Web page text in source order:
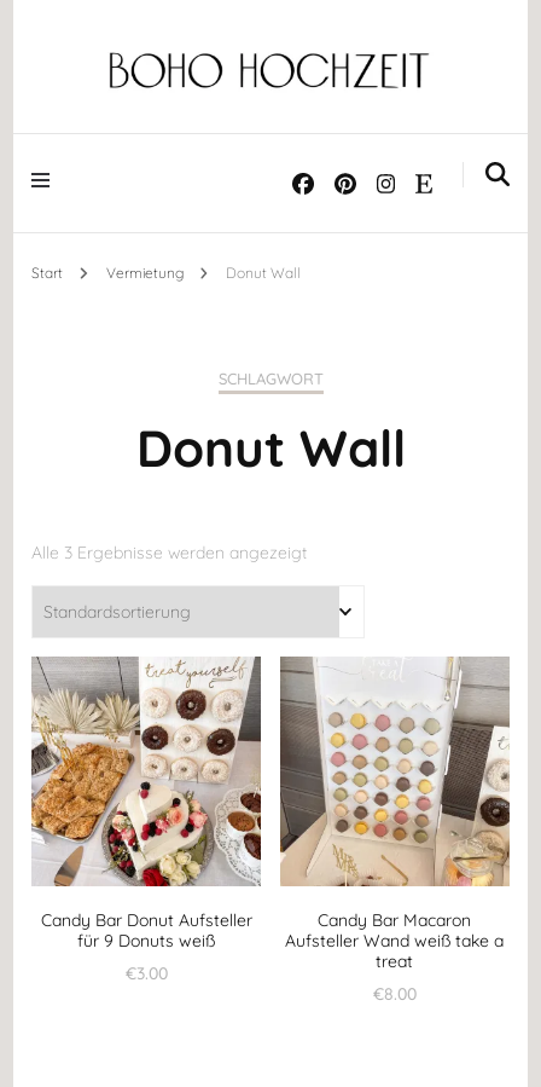
BOHO HOCHZEIT
Start Vermietung Donut Wall
SCHLAGWORT
Donut Wall
Alle 3 Ergebnisse werden angezeigt
Candy Bar Donut Aufsteller
für 9 Donuts weiß
€3.00
Candy Bar Macaron
Aufsteller Wand weiß take a
treat
€8.00